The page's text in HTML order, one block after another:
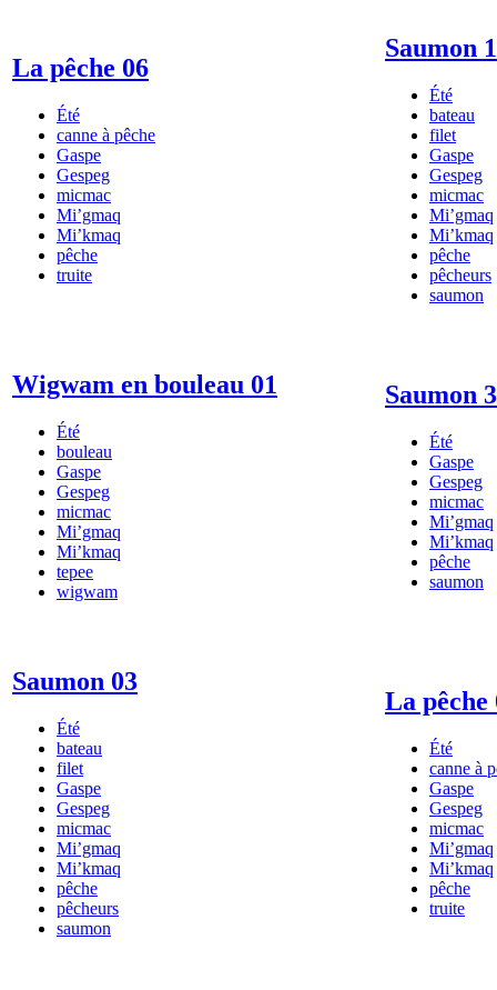
La pêche 06
Été
canne à pêche
Gaspe
Gespeg
micmac
Mi’gmaq
Mi’kmaq
pêche
truite
Saumon
Été
bateau
filet
Gaspe
Gespeg
micmac
Mi’gmaq
Mi’kmaq
pêche
pêcheurs
saumon
Wigwam en bouleau 01
Été
bouleau
Gaspe
Gespeg
micmac
Mi’gmaq
Mi’kmaq
tepee
wigwam
Saumon
Été
Gaspe
Gespeg
micmac
Mi’gmaq
Mi’kmaq
pêche
saumon
Saumon 03
Été
bateau
filet
Gaspe
Gespeg
micmac
Mi’gmaq
Mi’kmaq
pêche
pêcheurs
saumon
La pêche
Été
canne à
Gaspe
Gespeg
micmac
Mi’gmaq
Mi’kmaq
pêche
truite